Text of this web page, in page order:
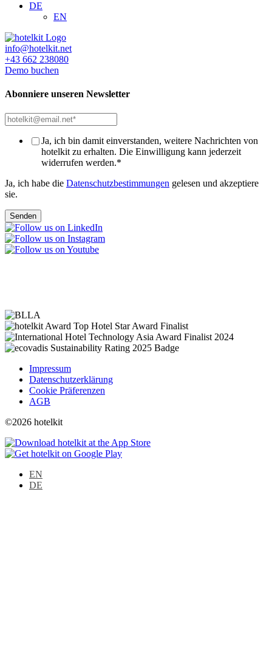
DE
EN
info@hotelkit.net
+43 662 238080
Demo buchen
Abonniere unseren Newsletter
Ja, ich bin damit einverstanden, weitere Nachrichten von
hotelkit zu erhalten. Die Einwilligung kann jederzeit
widerrufen werden.*
Ja, ich habe die Datenschutzbestimmungen gelesen und akzeptiere
sie.
Impressum
Datenschutzerklärung
Cookie Präferenzen
AGB
©2026 hotelkit
EN
DE